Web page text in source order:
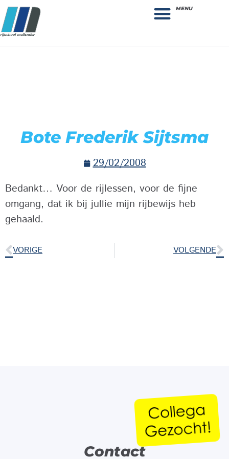
MENU
Bote Frederik Sijtsma
29/02/2008
Bedankt… Voor de rijlessen, voor de fijne
omgang, dat ik bij jullie mijn rijbewijs heb
gehaald.
VORIGE VOLGENDE
Contact